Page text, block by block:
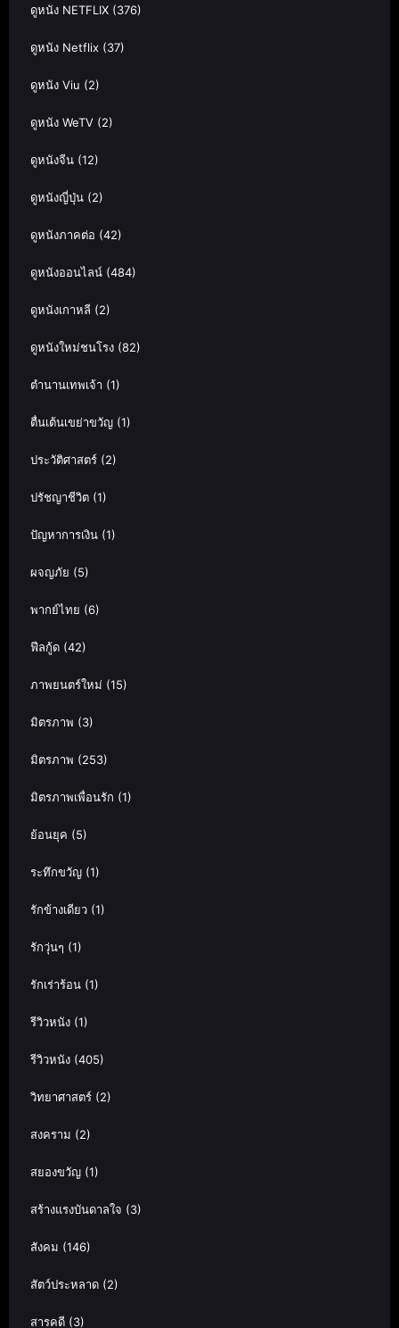
ดูหนัง NETFLIX (376)
ดูหนัง Netflix (37)
ดูหนัง Viu (2)
ดูหนัง WeTV (2)
ดูหนังจีน (12)
ดูหนังญี่ปุ่น (2)
ดูหนังภาคต่อ (42)
ดูหนังออนไลน์ (484)
ดูหนังเกาหลี (2)
ดูหนังใหม่ชนโรง (82)
ตำนานเทพเจ้า (1)
ตื่นเต้นเขย่าขวัญ (1)
ประวัติศาสตร์ (2)
ปรัชญาชีวิต (1)
ปัญหาการเงิน (1)
ผจญภัย (5)
พากย์ไทย (6)
ฟีลกู้ด (42)
ภาพยนตร์ใหม่ (15)
มิตรภาพ (3)
มิตรภาพ (253)
มิตรภาพเพื่อนรัก (1)
ย้อนยุค (5)
ระทึกขวัญ (1)
รักข้างเดียว (1)
รักวุ่นๆ (1)
รักเร่าร้อน (1)
รีวิวหนัง (1)
รีวิวหนัง (405)
วิทยาศาสตร์ (2)
สงคราม (2)
สยองขวัญ (1)
สร้างแรงบันดาลใจ (3)
สังคม (146)
สัตว์ประหลาด (2)
สารคดี (3)